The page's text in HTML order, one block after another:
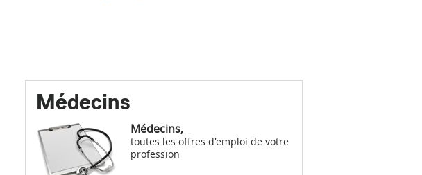
Médecins
Médecins,
toutes les offres d'emploi de votre
profession